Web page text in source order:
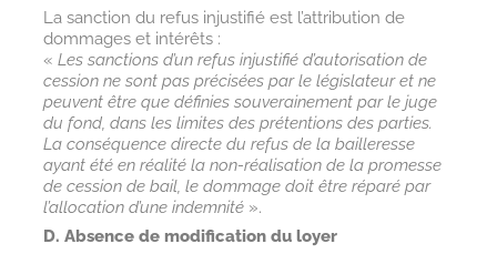
La sanction du refus injustifié est l’attribution de
dommages et intérêts :
« Les sanctions d’un refus injustifié d’autorisation de
cession ne sont pas précisées par le législateur et ne
peuvent être que définies souverainement par le juge
du fond, dans les limites des prétentions des parties.
La conséquence directe du refus de la bailleresse
ayant été en réalité la non-réalisation de la promesse
de cession de bail, le dommage doit être réparé par
l’allocation d’une indemnité».
D. Absence de modification du loyer